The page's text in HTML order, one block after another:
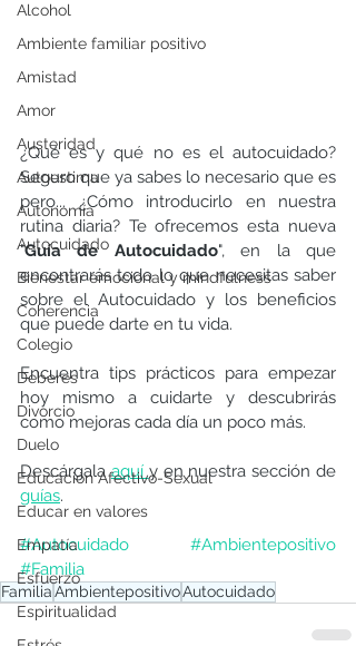
Alcohol
Ambiente familiar positivo
Amistad
Amor
Austeridad
Autoestima
Autonomía
Autocuidado
Bienestar emocional y mindfulness
Coherencia
Colegio
Deberes
Divorcio
Duelo
Educación Afectivo-Sexual
Educar en valores
Empatía
Esfuerzo
Espiritualidad
¿Qué es y qué no es el autocuidado?
Seguro que ya sabes lo necesario que es
pero... ¿Cómo introducirlo en nuestra
rutina diaria? Te ofrecemos esta nueva
"Guía de Autocuidado", en la que
encontrarás todo lo que necesitas saber
sobre el Autocuidado y los beneficios
que puede darte en tu vida.
Encuentra tips prácticos para empezar
hoy mismo a cuidarte y descubrirás
como mejoras cada día un poco más.
Descárgala aquí
guías.
#Autocuidado
#Ambientepositivo
#Familia
FamiliaAmbientepositivoAutocuidado